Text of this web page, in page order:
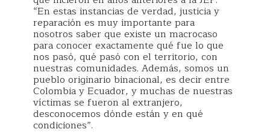
“En estas instancias de verdad, justicia y
reparación es muy importante para
nosotros saber que existe un macrocaso
para conocer exactamente qué fue lo que
nos pasó, qué pasó con el territorio, con
nuestras comunidades. Además, somos un
pueblo originario binacional, es decir entre
Colombia y Ecuador, y muchas de nuestras
víctimas se fueron al extranjero,
desconocemos dónde están y en qué
condiciones”.